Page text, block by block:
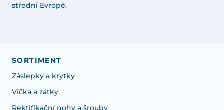
střední Evropě.
SORTIMENT
Záslepky a krytky
Víčka a zátky
Rektifikační nohy a šrouby